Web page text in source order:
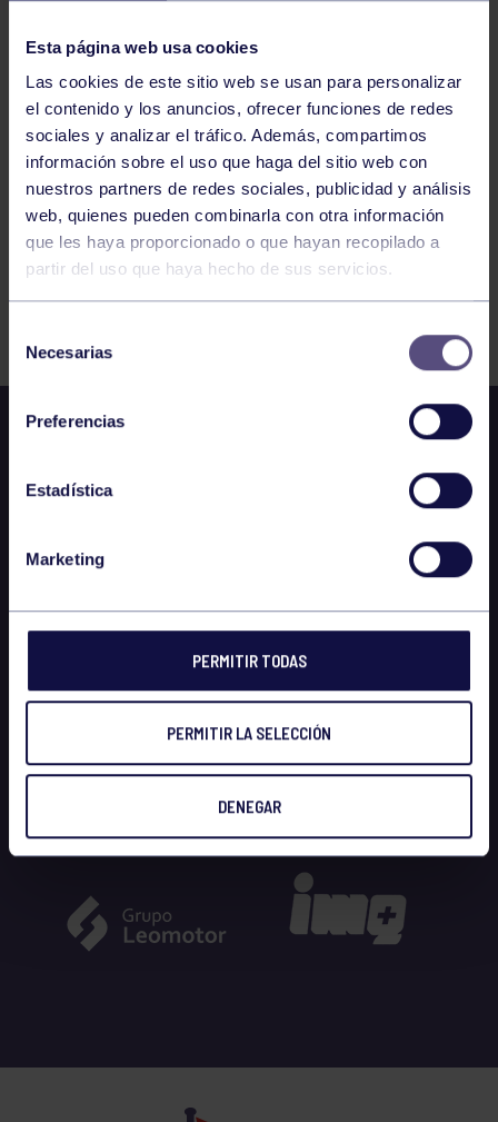
Esta página web usa cookies
Las cookies de este sitio web se usan para personalizar
el contenido y los anuncios, ofrecer funciones de redes
sociales y analizar el tráfico. Además, compartimos
información sobre el uso que haga del sitio web con
nuestros partners de redes sociales, publicidad y análisis
web, quienes pueden combinarla con otra información
que les haya proporcionado o que hayan recopilado a
partir del uso que haya hecho de sus servicios.
consentimiento
Necesarias
Preferencias
Estadística
Marketing
PERMITIR TODAS
PERMITIR LA SELECCIÓN
DENEGAR
BASKET
293 294 295 296 297 298 299